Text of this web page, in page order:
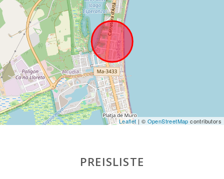
Aquarium (km):
Marineland
Mallorca (km):
Wasserpark -
Hidropark
Alcudia (km):
Strand Son Baulo
(km):
Strand von Can
Leaflet | © OpenStreetMap contributors
PREISLISTE